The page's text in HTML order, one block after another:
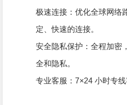
极速连接：优化全球网络
定、快速的连接。
安全隐私保护：全程加密
全和隐私。
专业客服：7×24 小时专